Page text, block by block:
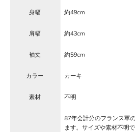
身幅 約49cm
肩幅 約43cm
袖丈 約59cm
カラー カーキ
素材 不明
87年会計分のフランス軍
ます。サイズや素材不明